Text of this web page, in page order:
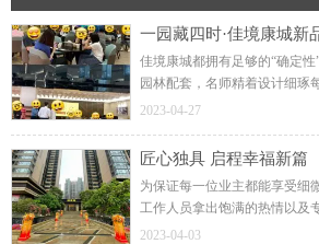
一园藏四时·佳境康城新
佳境康城都拥有足够的“确定
园林配套，名师精着设计细琢
享墅级园景，更有尊贵独享室
2023-04-27
匠心独具 启程幸福新篇
为保证每一位业主都能享受细
工作人员拿出饱满的热情以及
户。幸福气息与春天新绿铺满
2023-04-03